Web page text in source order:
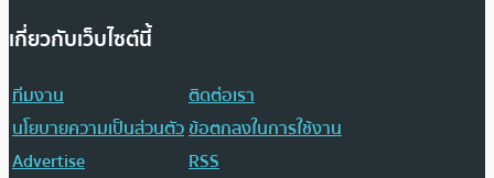
เกี่ยวกับเว็บไซต์นี้
ทีมงาน
ติดต่อเรา
นโยบายความเป็นส่วนตัวข้อตกลงในการใช้งาน
Advertise
RSS